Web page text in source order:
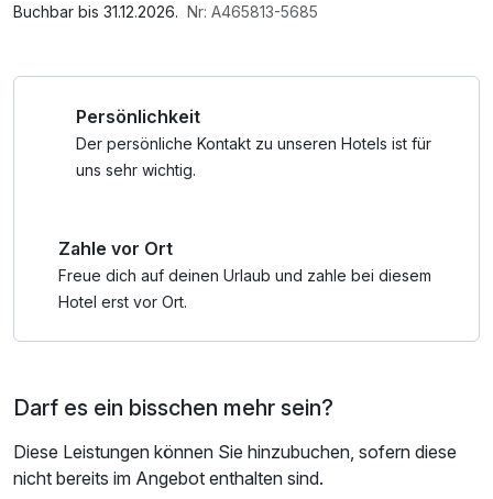
Den Wertgutschein in einer Gesamthöhe von EUR 30,- pro
anrechnen lassen oder auch direkt in der Therme für
Speisen/Getränke einlösen.
Die Tickets können Sie selbst über die Homepage der
Ihr Hotelzimmer ist am Anreisetag ab 15 Uhr für Sie bereit.
Mit dem PKW sind Sie von Hotel Leo in nur 18 min im
Familientag (Samstags) möglich
Parkplatz, W-LAN Nutzung / Internetnutzung
Buchbar bis 31.12.2026. Nr: A465813-5685
Persönlichkeit
Der persönliche Kontakt zu unseren Hotels ist für
uns sehr wichtig.
Zahle vor Ort
Freue dich auf deinen Urlaub und zahle bei diesem
Hotel erst vor Ort.
Darf es ein bisschen mehr sein?
Diese Leistungen können Sie hinzubuchen, sofern diese
nicht bereits im Angebot enthalten sind.